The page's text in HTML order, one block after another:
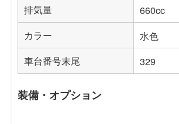
排気量
660cc
カラー
水色
車台番号末尾
329
装備・オプション